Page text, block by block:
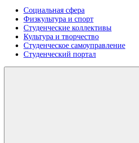
Социальная сфера
Физкультура и спорт
Студенческие коллективы
Культура и творчество
Студенческое самоуправление
Студенческий портал